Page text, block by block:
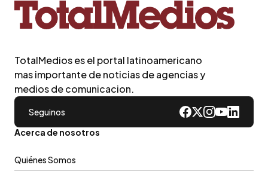
TotalMedios es el portal latinoamericano
mas importante de noticias de agencias y
medios de comunicacion.
Seguinos
Acerca de nosotros
Quiénes Somos